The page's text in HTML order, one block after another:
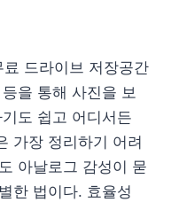
드라이브 저장공간
을 통해 사진을 보
도 쉽고 어디서든
가장 정리하기 어려
아날로그 감성이 묻
한 법이다. 효율성